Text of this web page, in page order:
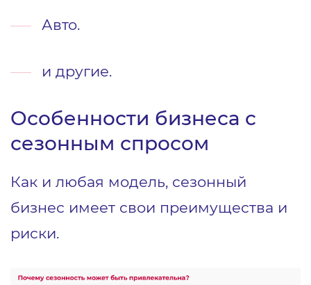
Авто.
и другие.
Особенности бизнеса с
сезонным спросом
Как и любая модель, сезонный
бизнес имеет свои преимущества и
риски.